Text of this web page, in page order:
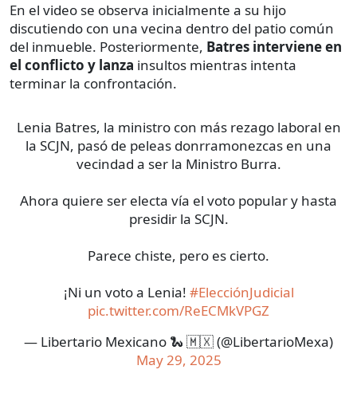
En el video se observa inicialmente a su hijo
discutiendo con una vecina dentro del patio común
del inmueble. Posteriormente, Batres interviene en
el conflicto y lanza insultos mientras intenta
terminar la confrontación.
Lenia Batres, la ministro con más rezago laboral en
la SCJN, pasó de peleas donrramonezcas en una
vecindad a ser la Ministro Burra.
Ahora quiere ser electa vía el voto popular y hasta
presidir la SCJN.
Parece chiste, pero es cierto.
¡Ni un voto a Lenia! #ElecciónJudicial
pic.twitter.com/ReECMkVPGZ
— Libertario Mexicano 🐍 🇲🇽 (@LibertarioMexa)
May 29, 2025